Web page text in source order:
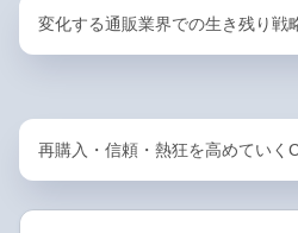
変化する通販業界での生き残り戦
再購入・信頼・熱狂を高めていく